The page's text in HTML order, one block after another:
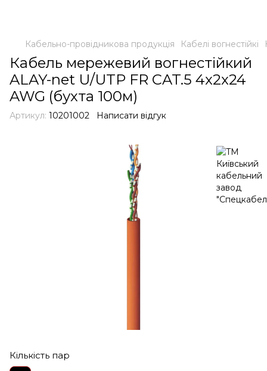
Кабельно-провідникова продукція Кабелі вогнестійкі
Кабель мережевий вогнестійкий
ALAY-net U/UTP FR CAT.5 4x2x24
AWG (бухта 100м)
Артикул: 10201002 Написати відгук
Кількість пар